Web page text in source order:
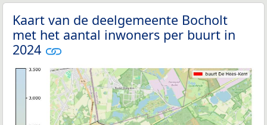
Kaart van de deelgemeente Bocholt
met het aantal inwoners per buurt in
2024